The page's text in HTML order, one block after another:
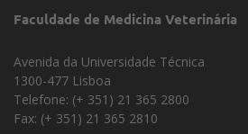
Faculdade de Medicina Veterinária
Avenida da Universidade Técnica
1300-477 Lisboa
Telefone: (+ 351) 21 365 2800
Fax: (+ 351) 21 365 2810